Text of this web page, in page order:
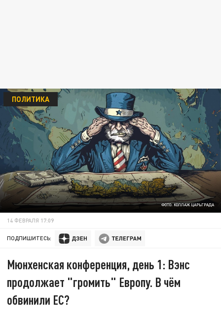
ФОТО: КОЛЛАЖ ЦАРЬГРАДА
ПОЛИТИКА
14 ФЕВРАЛЯ 17:09
ПОДПИШИТЕСЬ:
Мюнхенская конференция, день 1: Вэнс
продолжает "громить" Европу. В чём
обвинили ЕС?